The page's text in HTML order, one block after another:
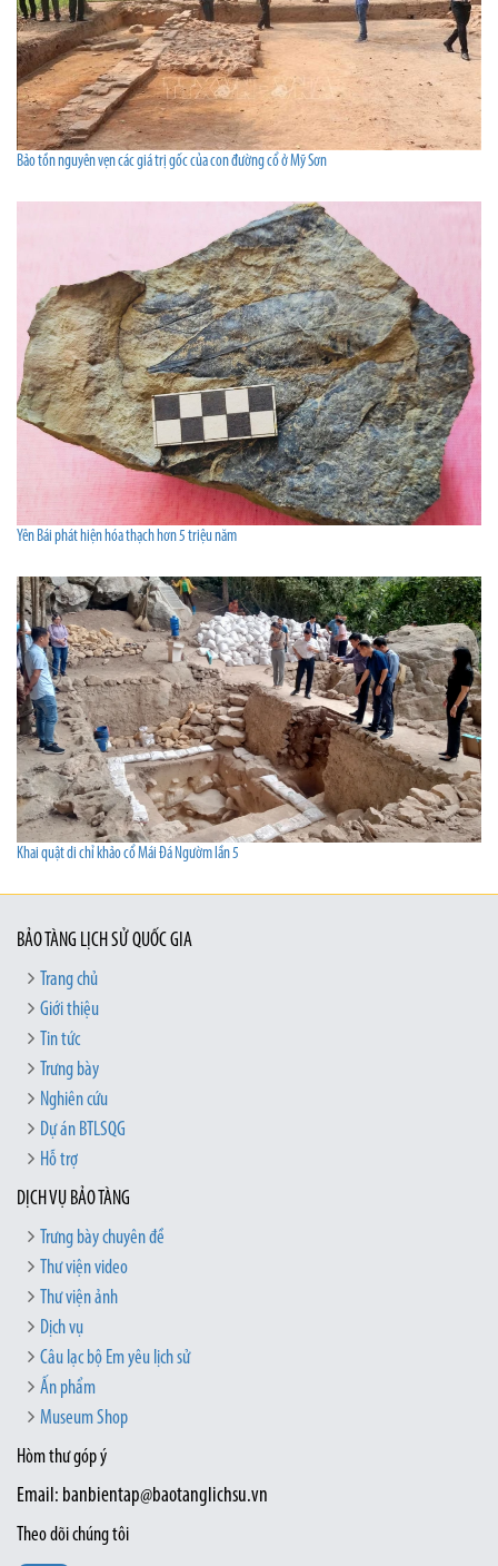
Bảo tồn nguyên vẹn các giá trị gốc của con đường cổ ở Mỹ Sơn
Yên Bái phát hiện hóa thạch hơn 5 triệu năm
Khai quật di chỉ khảo cổ Mái Đá Ngườm lần 5
BẢO TÀNG LỊCH SỬ QUỐC GIA
Trang chủ
Giới thiệu
Tin tức
Trưng bày
Nghiên cứu
Dự án BTLSQG
Hỗ trợ
DỊCH VỤ BẢO TÀNG
Trưng bày chuyên đề
Thư viện video
Thư viện ảnh
Dịch vụ
Câu lạc bộ Em yêu lịch sử
Ấn phẩm
Museum Shop
Hòm thư góp ý
Email: banbientap@baotanglichsu.vn
Theo dõi chúng tôi